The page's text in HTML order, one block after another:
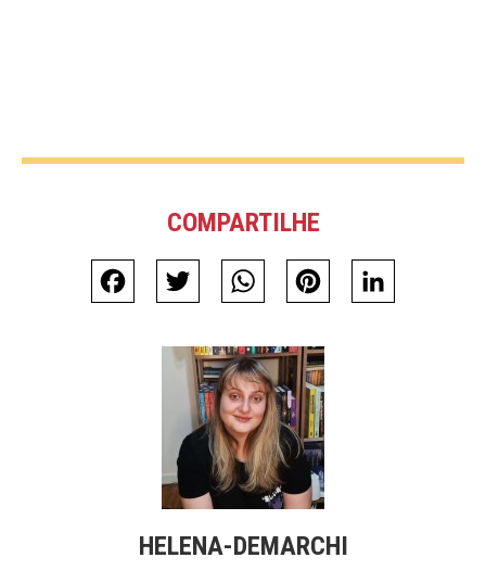
COMPARTILHE
FacebookTwitter WhatsAppPinterestLinkedIn
HELENA-DEMARCHI